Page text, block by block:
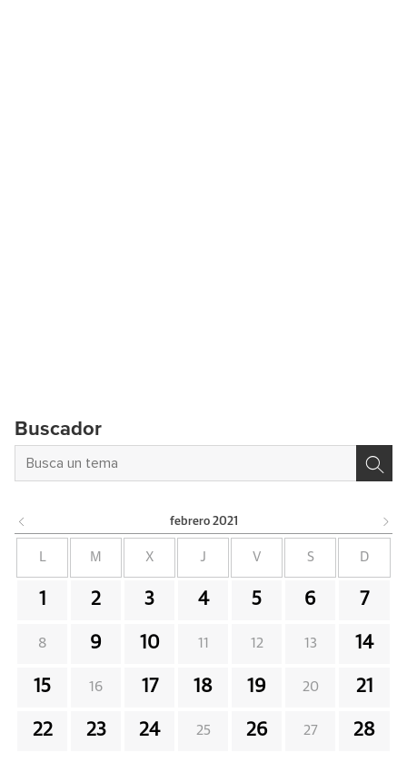
Buscador
febrero 2021
L M X J V S D
1 2 3 4 5 6 7
8 9 10 11 12 13 14
15 16 17 18 19 20 21
22 23 24 25 26 27 28